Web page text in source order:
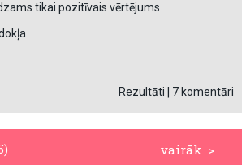
tikai pozitīvais vērtējums
Rezultāti 7 komentāri
vairāk >